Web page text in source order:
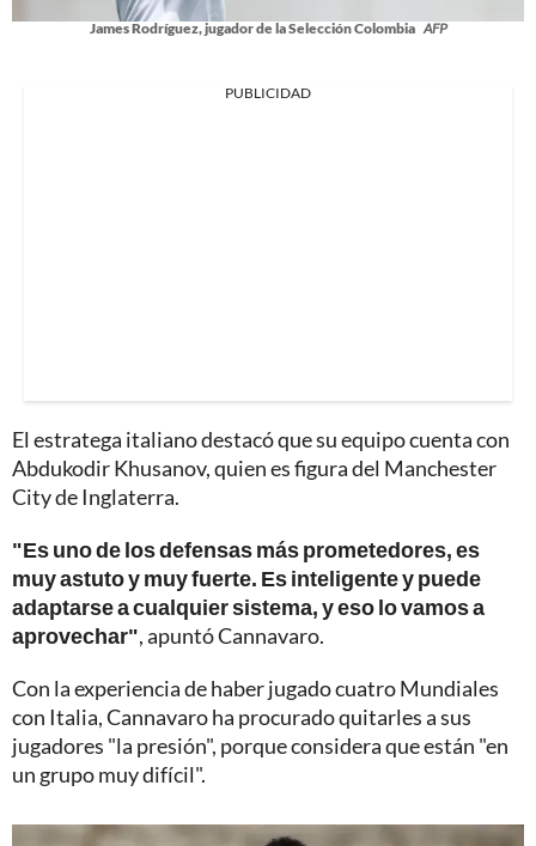
James Rodríguez, jugador de la Selección Colombia AFP
PUBLICIDAD
El estratega italiano destacó que su equipo cuenta con
Abdukodir Khusanov, quien es figura del Manchester
City de Inglaterra.
"Es uno de los defensas más prometedores, es
muy astuto y muy fuerte. Es inteligente y puede
adaptarse a cualquier sistema, y eso lo vamos a
aprovechar", apuntó Cannavaro.
Con la experiencia de haber jugado cuatro Mundiales
con Italia, Cannavaro ha procurado quitarles a sus
jugadores "la presión", porque considera que están "en
un grupo muy difícil".